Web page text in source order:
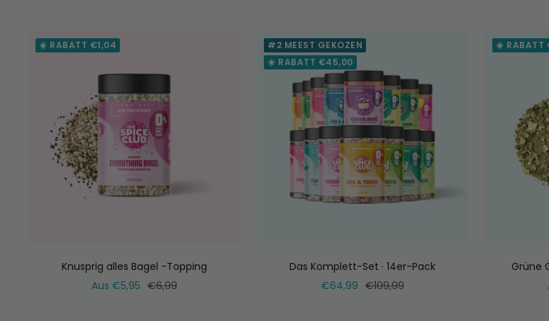
☀️ RABATT €1,04
Knusprig alles Bagel -Topping
Verkaufspreis
Aus €5,95 Normaler
€6,99
#2 MEEST GEKOZEN
☀️ RABATT €45,00
Das Komplett-Set · 14er-Pack
Verkaufspreis
€64,99 Normaler
€109,99
☀️ RABATT
Grüne